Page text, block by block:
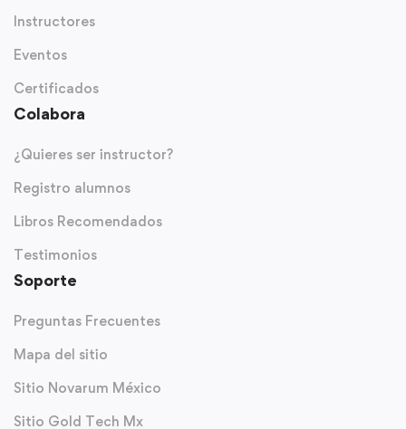
Instructores
Eventos
Certificados
Colabora
¿Quieres ser instructor?
Registro alumnos
Libros Recomendados
Testimonios
Soporte
Preguntas Frecuentes
Mapa del sitio
Sitio Novarum México
Sitio Gold Tech Mx